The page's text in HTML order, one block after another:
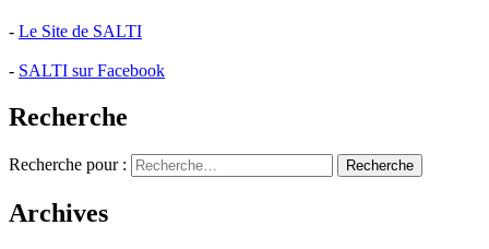
- Le Site de SALTI
- SALTI sur Facebook
Recherche
Recherche pour : Recherche
Archives